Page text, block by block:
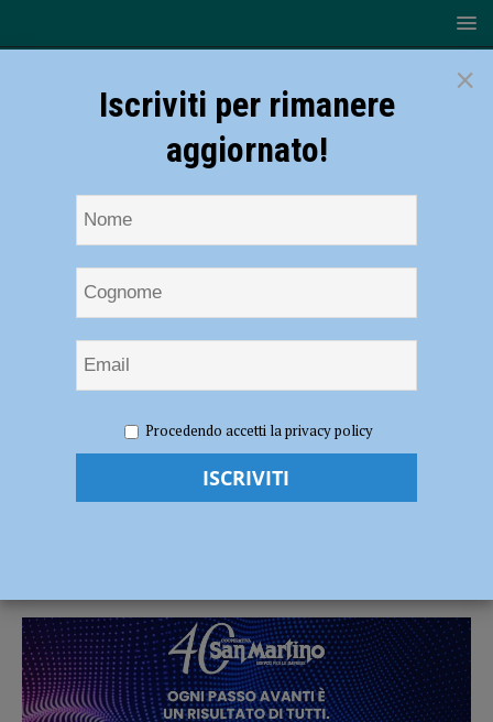
la Croce Rossa piacentina forma 24 nuovi volontari
Attività di emergenza, la Croce Rossa
×
Iscriviti per rimanere
aggiornato!
Procedendo accetti la privacy policy